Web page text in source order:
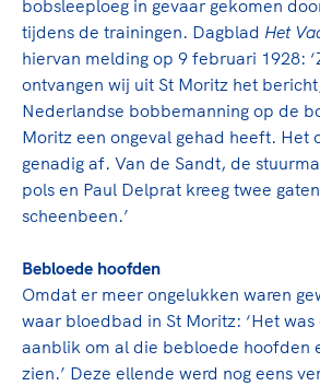
Lees verder
bobsleeploeg in gevaar gekomen
tijdens de trainingen. Dagblad Het
hiervan melding op 9 februari 1928:
ontvangen wij uit St Moritz het
Nederlandse bobbemanning op de
Moritz een ongeval gehad heeft. Het
genadig af. Van de Sandt, de
pols en Paul Delprat kreeg twee
scheenbeen.’
Bebloede hoofden
Omdat er meer ongelukken waren
waar bloedbad in St Moritz: ‘Het was
aanblik om al die bebloede hoofden
zien.’ Deze ellende werd nog eens